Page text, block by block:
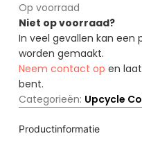
Op voorraad
Niet op voorraad?
In veel gevallen kan een
worden gemaakt.
Neem contact op en
bent.
Categorieën: Upcycle
Productinformatie